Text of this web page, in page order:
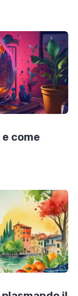
come